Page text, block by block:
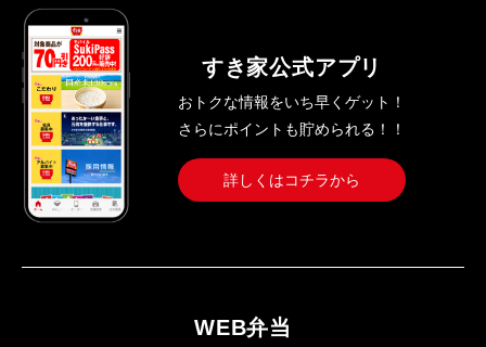
すき家公式アプリ
おトクな情報をいち早くゲット！
さらにポイントも貯められる！！
詳しくはコチラから
WEB弁当